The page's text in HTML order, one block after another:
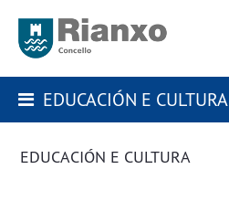
EDUCACIÓN E CULTURA
EDUCACIÓN E CULTURA